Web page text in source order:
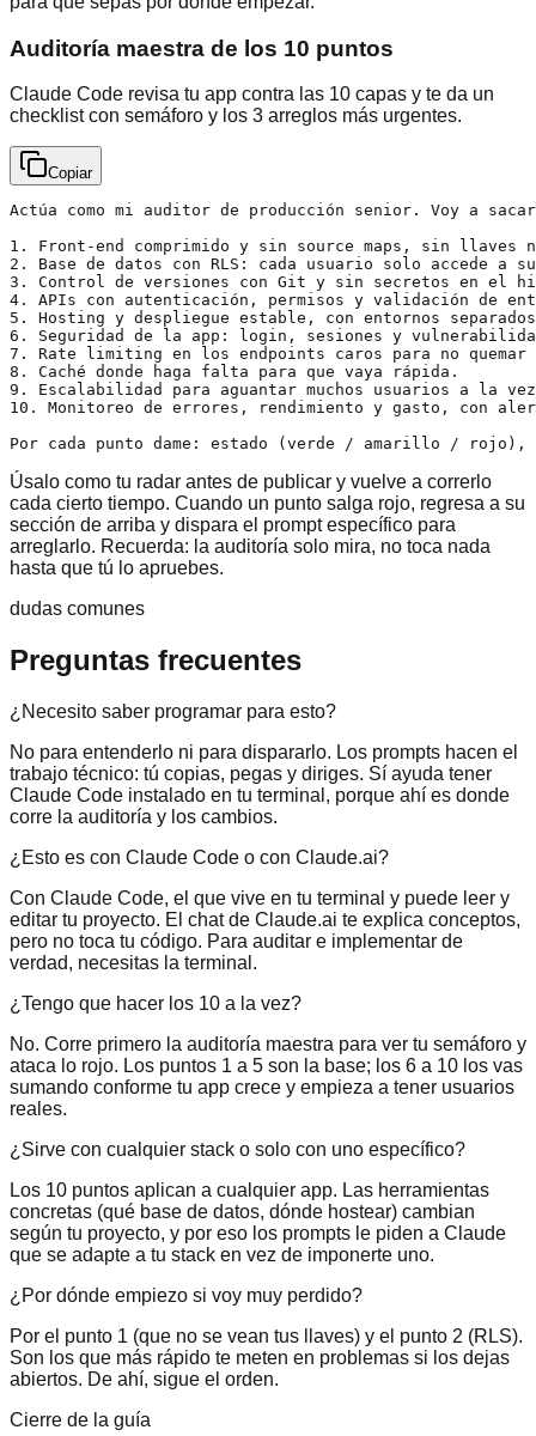
Auditoría maestra de los 10 puntos
Claude Code revisa tu app contra las 10 capas y te da un
checklist con semáforo y los 3 arreglos más urgentes.
Copiar
Actúa como mi auditor de producción senior. Voy a
1. Front-end comprimido y sin source maps, sin
2. Base de datos con RLS: cada usuario solo accede a
3. Control de versiones con Git y sin secretos en el
4. APIs con autenticación, permisos y validación de
5. Hosting y despliegue estable, con entornos
6. Seguridad de la app: login, sesiones y
7. Rate limiting en los endpoints caros para no
8. Caché donde haga falta para que vaya rápida.
9. Escalabilidad para aguantar muchos usuarios a la
10. Monitoreo de errores, rendimiento y gasto, con
Por cada punto dame: estado (verde / amarillo /
Úsalo como tu radar antes de publicar y vuelve a correrlo
cada cierto tiempo. Cuando un punto salga rojo, regresa a su
sección de arriba y dispara el prompt específico para
arreglarlo. Recuerda: la auditoría solo mira, no toca nada
hasta que tú lo apruebes.
dudas comunes
Preguntas frecuentes
¿Necesito saber programar para esto?
No para entenderlo ni para dispararlo. Los prompts hacen el
trabajo técnico: tú copias, pegas y diriges. Sí ayuda tener
Claude Code instalado en tu terminal, porque ahí es donde
corre la auditoría y los cambios.
¿Esto es con Claude Code o con Claude.ai?
Con Claude Code, el que vive en tu terminal y puede leer y
editar tu proyecto. El chat de Claude.ai te explica conceptos,
pero no toca tu código. Para auditar e implementar de
verdad, necesitas la terminal.
¿Tengo que hacer los 10 a la vez?
No. Corre primero la auditoría maestra para ver tu semáforo y
ataca lo rojo. Los puntos 1 a 5 son la base; los 6 a 10 los vas
sumando conforme tu app crece y empieza a tener usuarios
reales.
¿Sirve con cualquier stack o solo con uno específico?
Los 10 puntos aplican a cualquier app. Las herramientas
concretas (qué base de datos, dónde hostear) cambian
según tu proyecto, y por eso los prompts le piden a Claude
que se adapte a tu stack en vez de imponerte uno.
¿Por dónde empiezo si voy muy perdido?
Por el punto 1 (que no se vean tus llaves) y el punto 2 (RLS).
Son los que más rápido te meten en problemas si los dejas
abiertos. De ahí, sigue el orden.
Cierre de la guía